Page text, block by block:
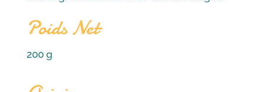
Poids Net
200 g